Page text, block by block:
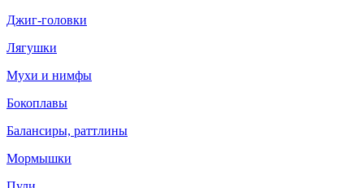
Джиг-головки
Лягушки
Мухи и нимфы
Бокоплавы
Балансиры, раттлины
Мормышки